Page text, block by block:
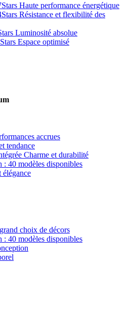
Haute performance énergétique
Résistance et flexibilité des
Luminosité absolue
Espace optimisé
accrues
tendance
Charme et durabilité
: 40 modèles disponibles
élégance
choix de décors
: 40 modèles disponibles